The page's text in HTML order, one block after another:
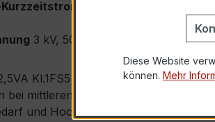
3 kV, 50 Hz, 1 min
Kl.1FS5 zeichnet sich durch
bei mittleren bis höheren Strömen
und Hochfrequenz-Anforderungen).
Diese Website
können. Mehr